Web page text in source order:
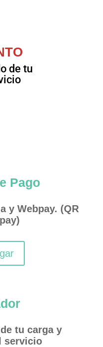
de tu
Pago
y Webpay. (QR
tu carga y
servicio